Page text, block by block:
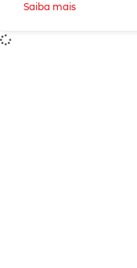
Saiba mais